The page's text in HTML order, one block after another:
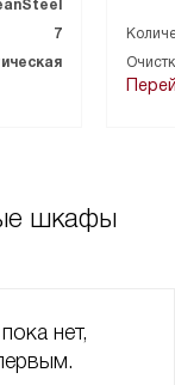
которую я оценила.
нагреется.
благодаря
и лишнего труда.
Очень
7
шкафы
нет,